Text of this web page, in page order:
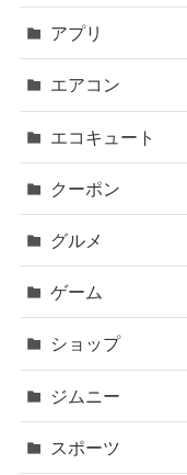
アプリ
エアコン
エコキュート
クーポン
グルメ
ゲーム
ショップ
ジムニー
スポーツ